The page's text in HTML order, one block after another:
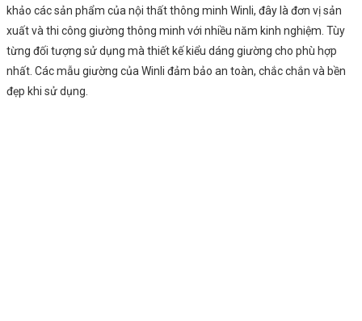
khảo các sản phẩm của nội thất thông minh Winli, đây là đơn vị sản
xuất và thi công giường thông minh với nhiều năm kinh nghiệm. Tùy
từng đối tượng sử dụng mà thiết kế kiểu dáng giường cho phù hợp
nhất. Các mẫu giường của Winli đảm bảo an toàn, chắc chắn và bền
đẹp khi sử dụng.